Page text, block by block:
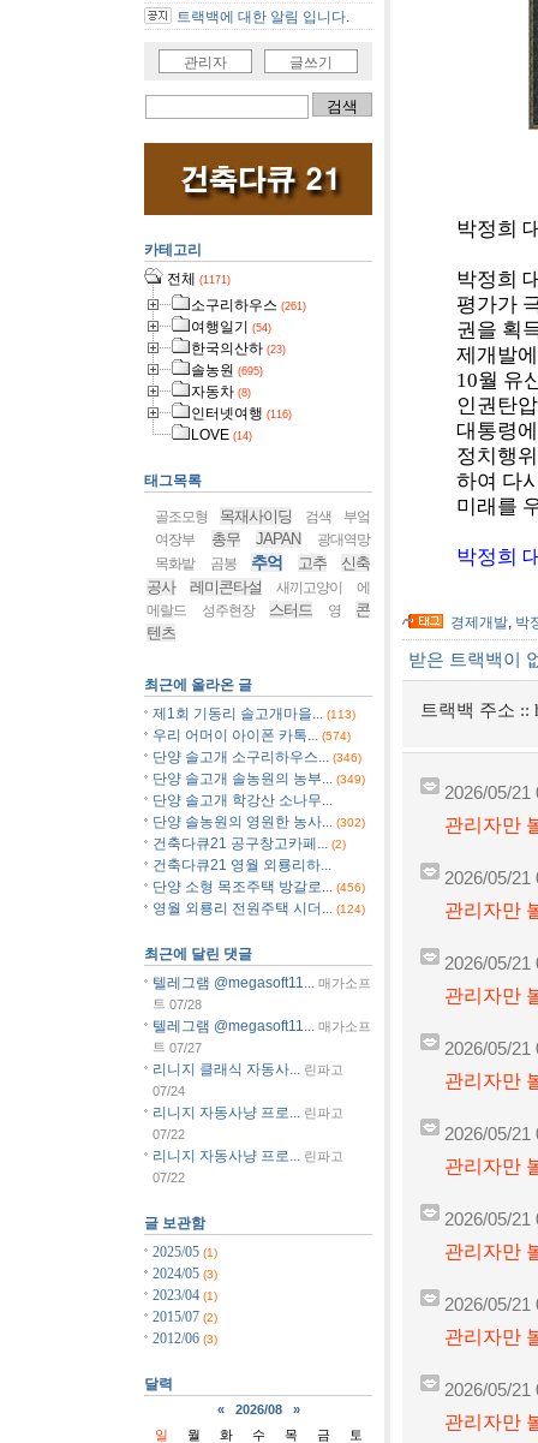
박정희
박정희
평가가
권을 획
제개발
10월 유
인권탄
대통령
정치행
하여 다
미래를
박정희
경제개발, 박
받은 트랙백이
트랙백 주소 ::
2026/05/21
관리자만
2026/05/21
관리자만
2026/05/21
관리자만
2026/05/21
관리자만
2026/05/21
관리자만
2026/05/21
관리자만
2026/05/21
관리자만
2026/05/21
관리자만
트랙백에 대한 알림 입니다.
관리자 글쓰기
카테고리
전체 (1171)
소구리하우스 (261)
여행일기 (54)
한국의산하 (23)
솔농원 (695)
자동차 (8)
인터넷여행 (116)
LOVE (14)
태그목록
골조모형 목재사이딩 검색
부엌
여장부
총무 JAPAN
광대역망
목화밭
곰봉 추억 고추
신축
공사
레미콘타설 새끼고양이
에
메랄드
성주현장 스터드 영
콘
텐츠
최근에 올라온 글
제1회 기동리 솔고개마을...
(113)
우리 어머이 아이폰 카톡... (574)
단양 솔고개 소구리하우스... (346)
단양 솔고개 솔농원의 농부... (349)
단양 솔고개 학강산 소나무...
단양 솔농원의 영원한 농사...
(302)
건축다큐21 공구창고카페... (2)
건축다큐21 영월 외룡리하...
단양 소형 목조주택 방갈로...
(456)
영월 외룡리 전원주택 시더... (124)
최근에 달린 댓글
텔레그램 @megasoft11...
매가소프
트 07/28
텔레그램 @megasoft11... 매가소프
트 07/27
리니지 클래식 자동사...
린파고
07/24
리니지 자동사냥 프로...
린파고
07/22
리니지 자동사냥 프로...
린파고
07/22
글 보관함
2025/05 (1)
2024/05 (3)
2023/04 (1)
2015/07 (2)
2012/06 (3)
달력
« 2026/08
»
일
월 화 수 목 금
토